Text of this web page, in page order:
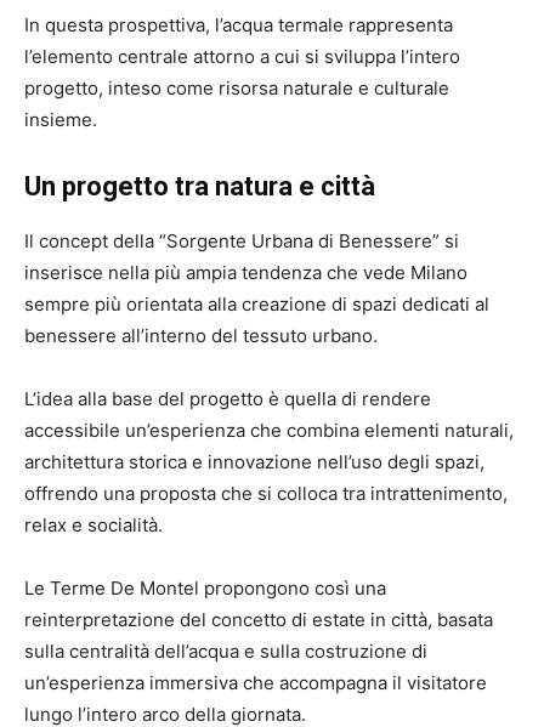
In questa prospettiva, l’acqua termale rappresenta
l’elemento centrale attorno a cui si sviluppa l’intero
progetto, inteso come risorsa naturale e culturale
insieme.
Un progetto tra natura e città
Il concept della “Sorgente Urbana di Benessere” si
inserisce nella più ampia tendenza che vede Milano
sempre più orientata alla creazione di spazi dedicati al
benessere all’interno del tessuto urbano.
L’idea alla base del progetto è quella di rendere
accessibile un’esperienza che combina elementi naturali,
architettura storica e innovazione nell’uso degli spazi,
offrendo una proposta che si colloca tra intrattenimento,
relax e socialità.
Le Terme De Montel propongono così una
reinterpretazione del concetto di estate in città, basata
sulla centralità dell’acqua e sulla costruzione di
un’esperienza immersiva che accompagna il visitatore
lungo l’intero arco della giornata.